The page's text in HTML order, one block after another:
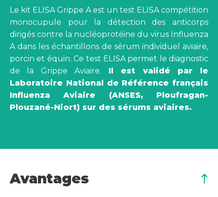
Le kit ELISA Grippe A est un test ELISA compétition
monocupule pour la détection des anticorps
dirigés contre la nucléoprotéine du virus Influenza
A dans les échantillons de sérum individuel aviaire,
porcin et équin. Ce test ELISA permet le diagnostic
de la Grippe Aviaire. Il est validé par le
Laboratoire National de Référence français
Influenza Aviaire (ANSES, Ploufragan-
Plouzané-Niort) sur des sérums aviaires.
Avantages